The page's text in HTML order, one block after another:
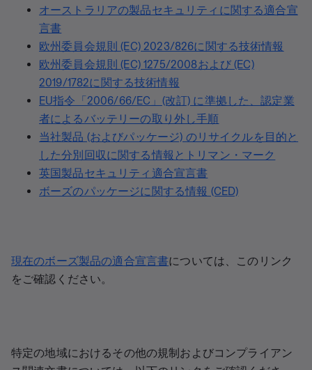
オーストラリアの製品セキュリティに関する適合宣
言書
欧州委員会規則 (EC) 2023/826に関する技術情報
欧州委員会規則 (EC) 1275/2008および (EC)
2019/1782に関する技術情報
EU指令「2006/66/EC」(改訂) に準拠した、認定業
者によるバッテリーの取り外し手順
当社製品 (およびパッケージ) のリサイクルを目的と
した分別回収に関する情報とトリマン・マーク
英国製品セキュリティ適合宣言書
ボーズのパッケージに関する情報 (CED)
現在のボーズ製品の適合宣言書については、このリンク
をご確認ください。
特定の地域におけるその他の規制およびコンプライアン